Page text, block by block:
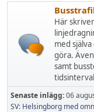
Här
med
göra.
samt
Senaste inlägg:06
SV: Helsingborg med